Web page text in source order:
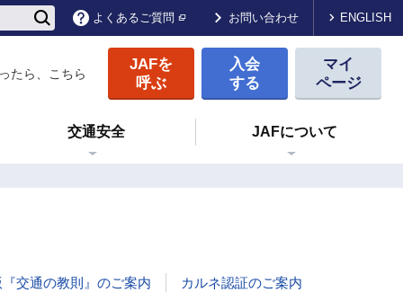
よくあるご質問 お問い合わせ ENGLISH
たら、こちら
JAFを
呼ぶ
入会
する
マイ
ページ
交通安全 JAFについて
交通の教則』のご案内 カルネ認証のご案内